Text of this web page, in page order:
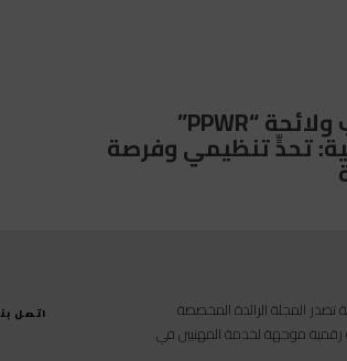
المغرب ولائحة “PPWR”
تحدٍّ تنظيمي وفرصة
اتصل
متخصصة تصدر المجلة الرائدة المخصصة
رقمية موجهة لخدمة المهنيين في